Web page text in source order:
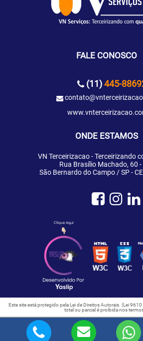
FALE CONOSCO
(11)445-
ONDE ESTAMOS
VN Terceirizacao - Terceirizando
Rua Brasílio Machado, 60
São Bernardo do Campo / SP -
Este site está protegido pela Lei de Direitos Autorais. (Lei
total ou parcial é proibida nos